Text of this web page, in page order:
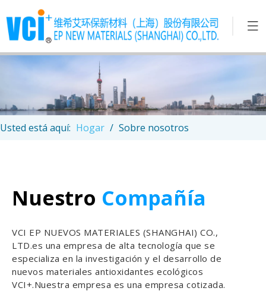
Usted está aquí: Hogar / Sobre nosotros
Nuestro Compañía
VCI EP NUEVOS MATERIALES (SHANGHAI) CO.,
LTD.es una empresa de alta tecnología que se
especializa en la investigación y el desarrollo de
nuevos materiales antioxidantes ecológicos
VCI+.Nuestra empresa es una empresa cotizada.